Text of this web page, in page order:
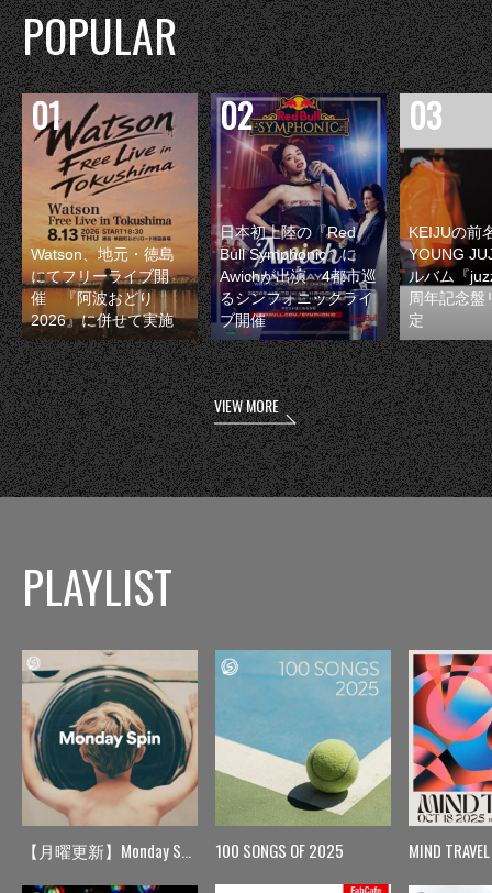
POPULAR
Watson、地元・徳島
にてフリーライブ開
催 『阿波おどり
2026』に併せて実施
日本初上陸の『Red
Bull Symphonic』に
Awichが出演 4都市巡
るシンフォニックライ
ブ開催
KEIJUの前
YOUNG
ルバム『
周年記念盤
定
VIEW MORE
PLAYLIST
【月曜更新】Monday Spin 100 SONGS OF 2025 MIND TRAVEL